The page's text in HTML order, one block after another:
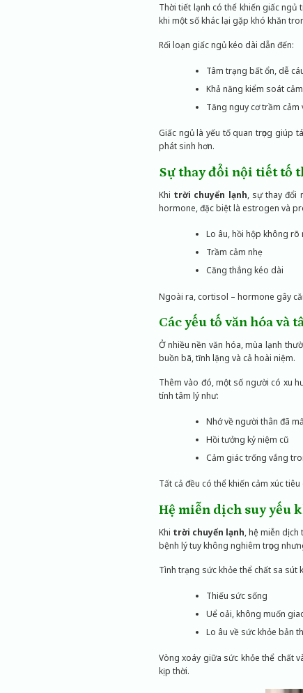
Thời tiết lạnh có thể khiến giấc ngủ
khi một số khác lại gặp khó khăn
Rối loạn giấc ngủ kéo dài dẫn đến:
Tâm trạng bất ổn, dễ
Khả năng kiểm soát
Tăng nguy cơ trầm cảm
Giấc ngủ là yếu tố quan trọng giúp
phát sinh hơn.
Sự thay đổi nội tiết tố
Khi trời chuyển lạnh, sự thay đổi
hormone, đặc biệt là estrogen và
Lo âu, hồi hộp không rõ
Trầm cảm nhẹ
Căng thẳng kéo dài
Ngoài ra, cortisol – hormone gây
Các yếu tố văn hóa và
Ở nhiều nền văn hóa, mùa lạnh
buồn bã, tĩnh lặng và cả hoài niệm.
Thêm vào đó, một số người có xu
tính tâm lý như:
Nhớ về người thân đã
Hồi tưởng kỷ niệm cũ
Cảm giác trống vắng
Tất cả đều có thể khiến cảm xúc
Hệ miễn dịch suy yếu
Khi trời chuyển lạnh, hệ miễn dịch
bệnh lý tuy không nghiêm trọng
Tình trạng sức khỏe thể chất sa sút
Thiếu sức sống
Uể oải, không muốn
Lo âu về sức khỏe bản
Vòng xoáy giữa sức khỏe thể chất
kịp thời.